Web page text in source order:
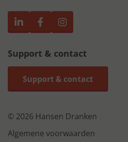
Support & contact
Support & contact
© 2026 Hansen Dranken
Algemene voorwaarden